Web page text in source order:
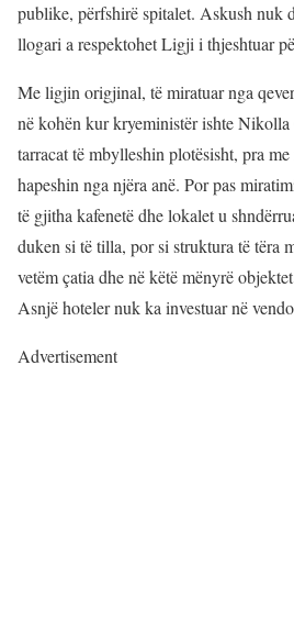
publike, përfshirë spitalet. Askush nuk
llogari a respektohet Ligji i thjeshtuar
Me ligjin origjinal, të miratuar nga
në kohën kur kryeministër ishte
tarracat të mbylleshin plotësisht, pra
hapeshin nga njëra anë. Por pas
të gjitha kafenetë dhe lokalet u
duken si të tilla, por si struktura të tëra
vetëm çatia dhe në këtë mënyrë
Asnjë hoteler nuk ka investuar në
Advertisement